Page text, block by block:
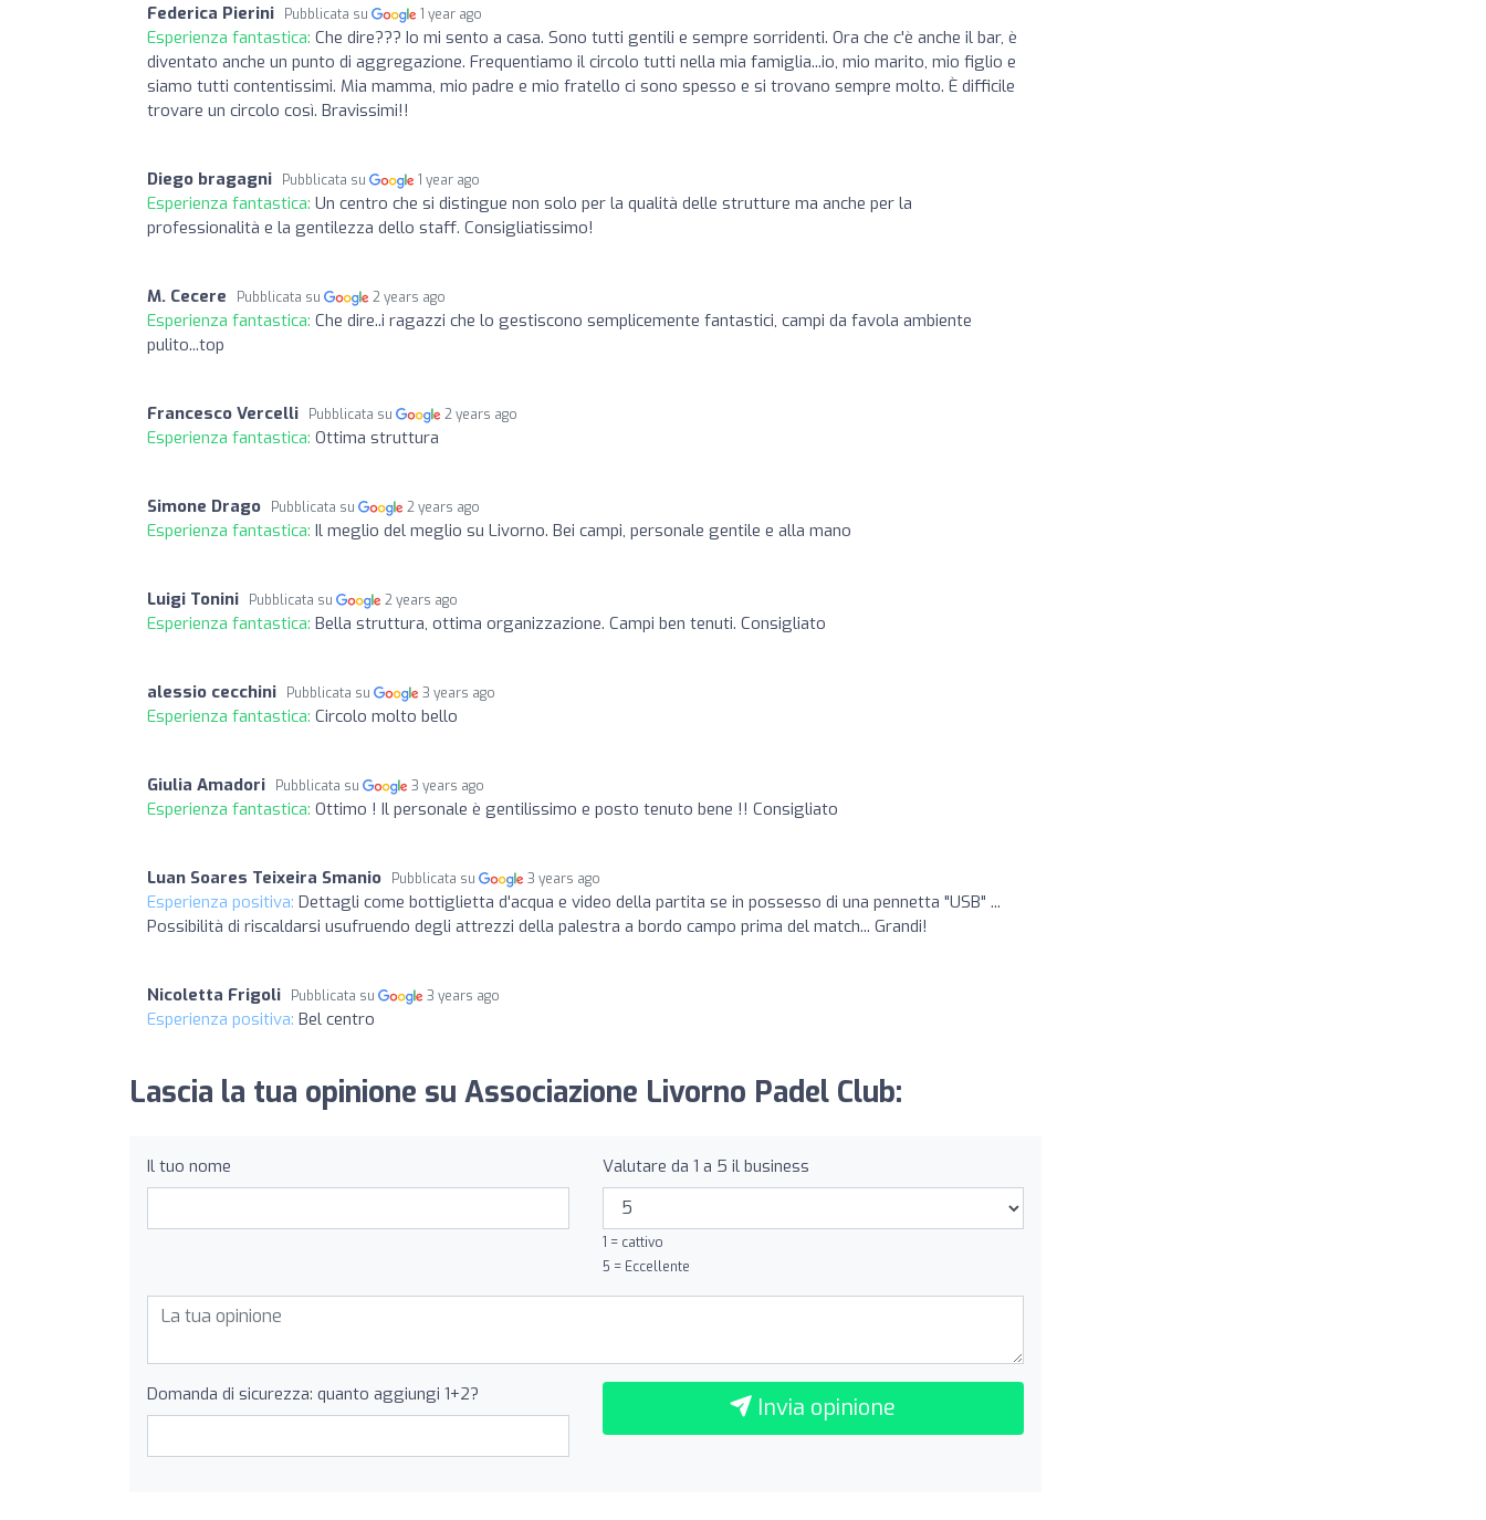
Federica Pierini Pubblicata su 1 year ago
Esperienza fantastica: Che dire??? Io mi sento a casa. Sono tutti gentili e sempre sorridenti. Ora che c'è anche il bar, è
diventato anche un punto di aggregazione. Frequentiamo il circolo tutti nella mia famiglia...io, mio marito, mio figlio e
siamo tutti contentissimi. Mia mamma, mio padre e mio fratello ci sono spesso e si trovano sempre molto. È difficile
trovare un circolo così. Bravissimi!!
Diego bragagni Pubblicata su 1 year ago
Esperienza fantastica: Un centro che si distingue non solo per la qualità delle strutture ma anche per la
professionalità e la gentilezza dello staff. Consigliatissimo!
M. Cecere Pubblicata su 2 years ago
Esperienza fantastica: Che dire..i ragazzi che lo gestiscono semplicemente fantastici, campi da favola ambiente
pulito...top
Francesco Vercelli Pubblicata su 2 years ago
Esperienza fantastica: Ottima struttura
Simone Drago Pubblicata su 2 years ago
Esperienza fantastica: Il meglio del meglio su Livorno. Bei campi, personale gentile e alla mano
Luigi Tonini Pubblicata su 2 years ago
Esperienza fantastica: Bella struttura, ottima organizzazione. Campi ben tenuti. Consigliato
alessio cecchini Pubblicata su 3 years ago
Esperienza fantastica: Circolo molto bello
Giulia Amadori Pubblicata su 3 years ago
Esperienza fantastica: Ottimo ! Il personale è gentilissimo e posto tenuto bene !! Consigliato
Luan Soares Teixeira Smanio Pubblicata su 3 years ago
Esperienza positiva: Dettagli come bottiglietta d'acqua e video della partita se in possesso di una pennetta "USB" ...
Possibilità di riscaldarsi usufruendo degli attrezzi della palestra a bordo campo prima del match... Grandi!
Nicoletta Frigoli Pubblicata su 3 years ago
Esperienza positiva: Bel centro
Lascia la tua opinione su Associazione Livorno Padel Club:
Il tuo nome Valutare da 1 a 5 il business
1 = cattivo
5 = Eccellente
Domanda di sicurezza: quanto aggiungi 1+2? Invia opinione